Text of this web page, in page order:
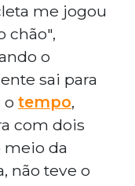
me jogou
chão",
o
sai para
o tempo,
com dois
meio da
não teve o